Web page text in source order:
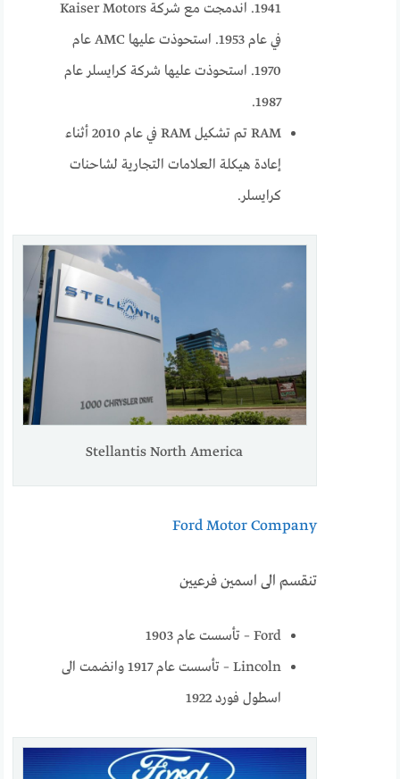
1941. اندمجت مع شركة Kaiser Motors
في عام 1953. استحوذت عليها AMC عام
1970. استحوذت عليها شركة كرايسلر عام
1987.
RAM تم تشكيل RAM في عام 2010 أثناء
إعادة هيكلة العلامات التجارية لشاحنات
كرايسلر.
Stellantis North America
Ford Motor Company
تنقسم الى اسمين فرعيين
Ford – تأسست عام 1903
Lincoln – تأسست عام 1917 وانضمت الى
اسطول فورد 1922